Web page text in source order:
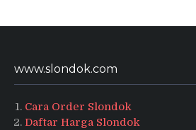
www.slondok.com
Cara Order Slondok
Daftar Harga Slondok